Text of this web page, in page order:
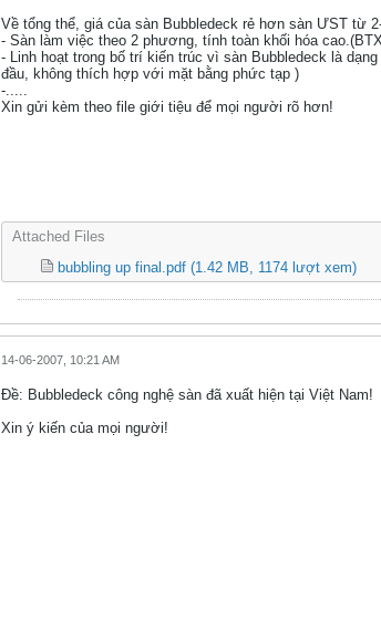
Về tổng thể, giá của sàn Bubbledeck rẻ hơn sàn ƯST từ
- Sàn làm việc theo 2 phương, tính toàn khối hóa
- Linh hoạt trong bố trí kiến trúc vì sàn Bubbledeck là
đầu, không thích hợp với mặt bằng phức tạp )
-.....
Xin gửi kèm theo file giới tiệu để mọi người rõ hơn!
Attached Files
bubbling up final.pdf (1.42 MB, 1174 lượt xem)
14-06-2007, 10:21 AM
Ðề: Bubbledeck công nghệ sàn đã xuất hiện tại Việt Nam!
Xin ý kiến của mọi người!